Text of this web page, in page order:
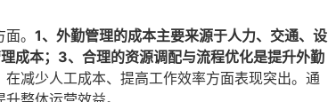
。 1、外勤管理的成本主要来源于人力、交通、设
成本；3、合理的资源调配与流程优化是提升外勤
减少人工成本、提高工作效率方面表现突出。通